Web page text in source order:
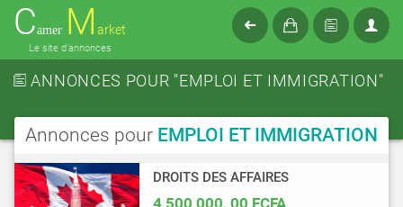
Camer M arket
Le site d'annonces
ANNONCES POUR "EMPLOI ET IMMIGRATION"
Annonces pour EMPLOI ET IMMIGRATION
DROITS DES AFFAIRES
4 500 000, 00 FCFA